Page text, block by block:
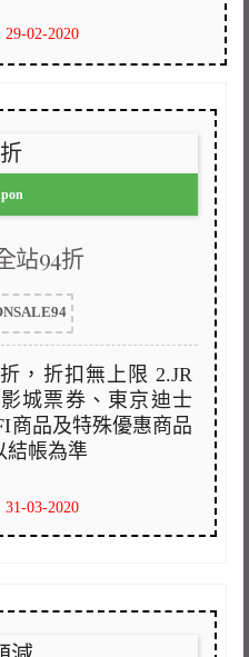
29-02-2020
站94折
，折扣無上限 2.JR
城票券、東京迪士
商品及特殊優惠商品
結帳為準
31-03-2020